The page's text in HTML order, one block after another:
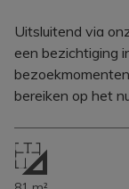
Uitsluitend via
een bezichtiging
bereiken op het